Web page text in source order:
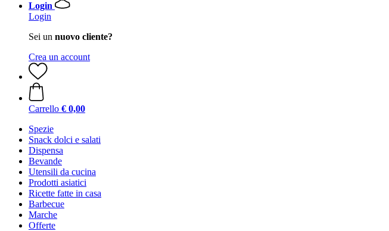
Login
Login
Sei un nuovo cliente?
Crea un account
Carrello € 0,00
Spezie
Snack dolci e salati
Dispensa
Bevande
Utensili da cucina
Prodotti asiatici
Ricette fatte in casa
Barbecue
Marche
Offerte